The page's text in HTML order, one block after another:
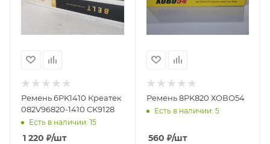
Ремень 6PK1410 Креатек
082V96820-1410 CK9128
Есть в наличии: 15
1 220 ₽/шт
Ремень 8PK820 ХОВО54
Есть в наличии: 5
560 ₽/шт